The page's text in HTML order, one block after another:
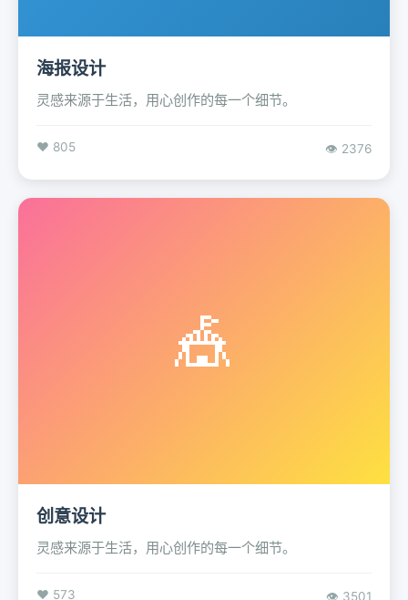
海报设计
灵感来源于生活，用心创作的每一个细节。
❤️ 805 👁️ 2376
🎪
创意设计
灵感来源于生活，用心创作的每一个细节。
❤️ 573 👁️ 3501